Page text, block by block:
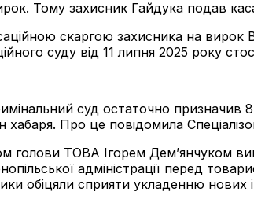
Тому захисник Гайдука подав
скаргою захисника на
суду від 11 липня 2025 року
суд остаточно
Про це повідомила
голови ТОВА Ігорем Дем’янчуком
адміністрації перед
обіцяли сприяти укладенню